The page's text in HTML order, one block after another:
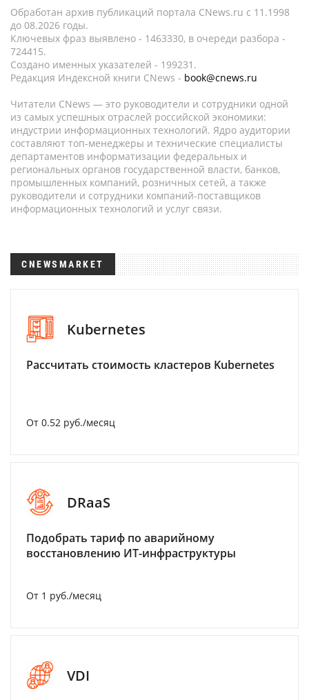
Обработан архив публикаций портала CNews.ru c 11.1998
до 08.2026 годы.
Ключевых фраз выявлено - 1463330, в очереди разбора -
724415.
Создано именных указателей - 199231.
Редакция Индексной книги CNews - book@cnews.ru
Читатели CNews — это руководители и сотрудники одной
из самых успешных отраслей российской экономики:
индустрии информационных технологий. Ядро аудитории
составляют топ-менеджеры и технические специалисты
департаментов информатизации федеральных и
региональных органов государственной власти, банков,
промышленных компаний, розничных сетей, а также
руководители и сотрудники компаний-поставщиков
информационных технологий и услуг связи.
CNEWSMARKET
Kubernetes
Рассчитать стоимость кластеров Kubernetes
От 0.52 руб./месяц
DRaaS
Подобрать тариф по аварийному
восстановлению ИТ-инфраструктуры
От 1 руб./месяц
VDI